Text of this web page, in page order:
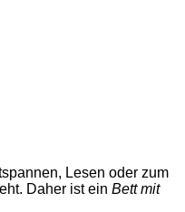
Lesen oder zum
Daher ist ein Bett mit